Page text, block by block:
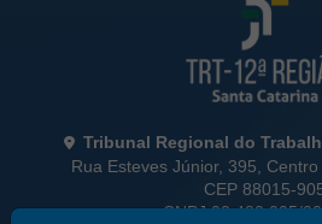
Informações de Contato
Tribunal Regional do
Rua Esteves Júnior, 395,
CEP 88015-
CNPJ 02.482.005/